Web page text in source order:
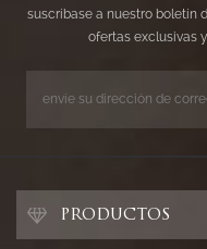
suscríbase a nuestro boletín
ofertas exclusivas
PRODUCTOS